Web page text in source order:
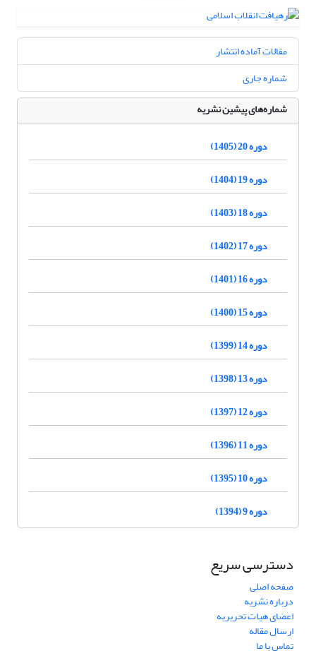
مقالات آماده انتشار
شماره جاری
شماره‌های پیشین نشریه
دوره 20 (1405)
دوره 19 (1404)
دوره 18 (1403)
دوره 17 (1402)
دوره 16 (1401)
دوره 15 (1400)
دوره 14 (1399)
دوره 13 (1398)
دوره 12 (1397)
دوره 11 (1396)
دوره 10 (1395)
دوره 9 (1394)
دسترسی سریع
صفحه اصلی
درباره نشریه
اعضای هیات تحریریه
ارسال مقاله
تماس با ما